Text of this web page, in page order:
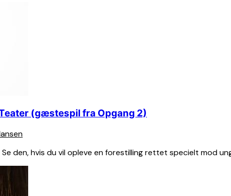
(gæstespil fra Opgang 2)
den, hvis du vil opleve en forestilling rettet specielt mod